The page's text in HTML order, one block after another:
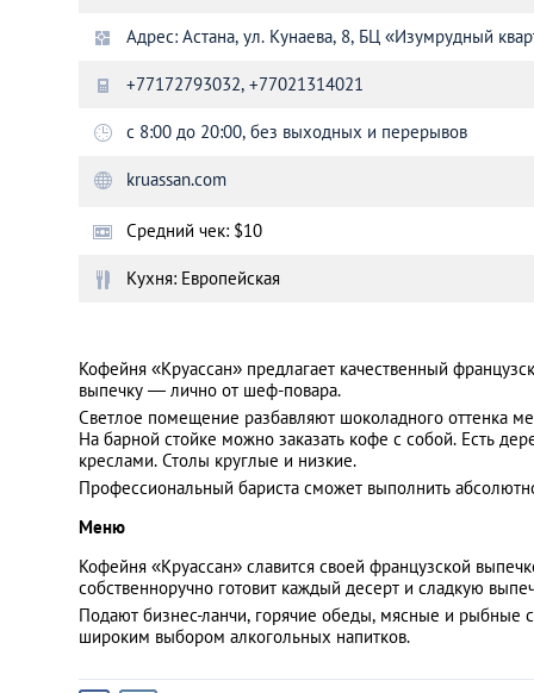
Адрес: Астана, ул. Кунаева, 8, БЦ «Изумрудный
+77172793032, +77021314021
с 8:00 до 20:00, без выходных и перерывов
kruassan.com
Средний чек: $10
Кухня: Европейская
Кофейня «Круассан» предлагает качественный
выпечку — лично от шеф-повара.
Светлое помещение разбавляют шоколадного оттенка
На барной стойке можно заказать кофе с собой. Есть
креслами. Столы круглые и низкие.
Профессиональный бариста сможет выполнить
Меню
Кофейня «Круассан» славится своей французской
собственноручно готовит каждый десерт и сладкую
Подают бизнес-ланчи, горячие обеды, мясные и рыбные
широким выбором алкогольных напитков.